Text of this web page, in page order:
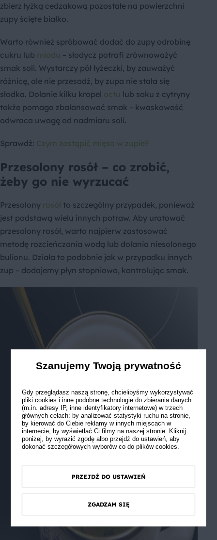
zbierz łyżką cedzakową pozostałe na powierzchni
zupy ścięte białko.
Warto również spróbować dodać do zupy odrobinę
cukru lub miodu – słodycz potrafi zrównoważyć
smak soli. Wystarczy pół łyżeczki, by zauważyć
różnicę, ale nie przesadź, by zupa nie stała się
słodka. Dolanie kilku kropel octu lub soku z cytryny
także pomaga zbalansować smak – kwaskowość
odwraca uwagę od nadmiaru soli.
Sprawdź: Czym zastąpić mięso w zupie?
Przesolony rosół – co zrobić,
żeby go nie wyrzucać
Przesolony rosół to szczególny przypadek, ponieważ
jest podstawą wielu innych potraw. Aby uratować
przesolony rosół, warto najpierw zastosować
metodę rozcieńczania wodą lub dolania niesolonego
bulionu. Działa to podobnie jak w przypadku innych
zup – dodajemy płyn stopniowo, kontrolując smak.
Szanujemy Twoją prywatność
Gdy przeglądasz naszą stronę, chcielibyśmy wykorzystywać
pliki cookies i inne podobne technologie do zbierania danych
(m.in. adresy IP, inne identyfikatory internetowe) w trzech
głównych celach: by analizować statystyki ruchu na stronie,
by kierować do Ciebie reklamy w innych miejscach w
internecie, by wyświetlać Ci filmy na naszej stronie. Kliknij
poniżej, by wyrazić zgodę albo przejdź do ustawień, aby
dokonać szczegółowych wyborów co do plików cookies.
PRZEJDŹ DO USTAWIEŃ
ZGADZAM SIĘ